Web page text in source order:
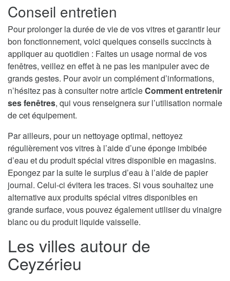
Conseil entretien
Pour prolonger la durée de vie de vos vitres et garantir leur
bon fonctionnement, voici quelques conseils succincts à
appliquer au quotidien : Faites un usage normal de vos
fenêtres, veillez en effet à ne pas les manipuler avec de
grands gestes. Pour avoir un complément d’informations,
n’hésitez pas à consulter notre articleComment entretenir
ses fenêtres, qui vous renseignera sur l’utilisation normale
de cet équipement.
Par ailleurs, pour un nettoyage optimal, nettoyez
régulièrement vos vitres à l’aide d’une éponge imbibée
d’eau et du produit spécial vitres disponible en magasins.
Epongez par la suite le surplus d’eau à l’aide de papier
journal. Celui-ci évitera les traces. Si vous souhaitez une
alternative aux produits spécial vitres disponibles en
grande surface, vous pouvez également utiliser du vinaigre
blanc ou du produit liquide vaisselle.
Les villes autour de
Ceyzérieu